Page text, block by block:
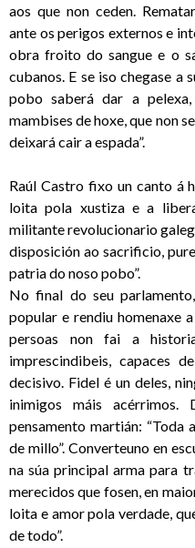
aos que non ceden.
ante os perigos externos e
obra froito do sangue e o
cubanos. E se iso chegase a
pobo saberá dar a
mambises de hoxe, que non
deixará cair a espada”.
Raúl Castro fixo un canto á
loita pola xustiza e a
militante revolucionario
disposición ao sacrificio,
patria do noso pobo”.
No final do seu
popular e rendiu homenaxe
persoas non fai a
imprescindibeis, capaces
decisivo. Fidel é un deles,
inimigos máis
pensamento martián: “Toda
de millo”. Converteuno en
na súa principal arma para
merecidos que fosen, en
loita e amor pola verdade,
de todo”.